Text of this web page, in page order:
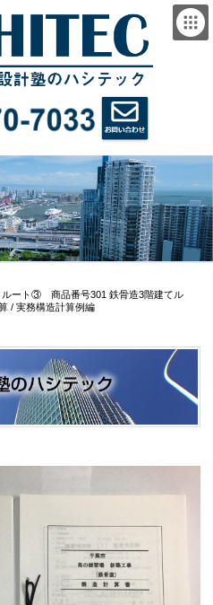
ルート③ 商品番号301 鉄骨造3階建てル
/ 実務構造計算例編